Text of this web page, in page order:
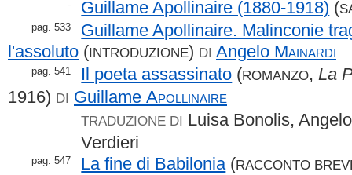
- Guillame Apollinaire (1880-1918) (
pag. 533
Guillame Apollinaire. Malinconie
l'assoluto (INTRODUZIONE) DI Angelo Mainardi
pag. 541 Il poeta assassinato (ROMANZO, La
1916) DI Guillame Apollinaire
TRADUZIONE DI Luisa Bonolis,
Verdieri
pag. 547 La fine di Babilonia (RACCONTO